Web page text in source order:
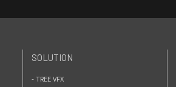
SOLUTION
- TREE VFX